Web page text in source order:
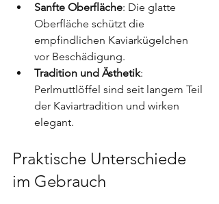
Sanfte Oberfläche: Die glatte
Oberfläche schützt die
empfindlichen Kaviarkügelchen
vor Beschädigung.
Tradition und Ästhetik:
Perlmuttlöffel sind seit langem Teil
der Kaviartradition und wirken
elegant.
Praktische Unterschiede
im Gebrauch